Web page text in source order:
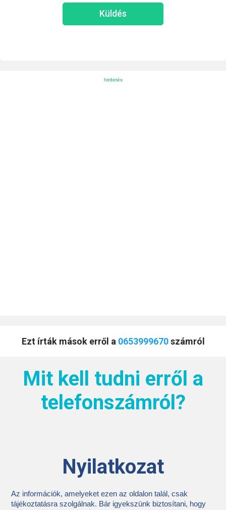
Küldés
Ezt írták mások erről a 0653999670számról
Mit kell tudni erről a
telefonszámról?
Nyilatkozat
Az információk, amelyeket ezen az oldalon talál, csak
tájékoztatásra szolgálnak. Bár igyekszünk biztosítani, hogy